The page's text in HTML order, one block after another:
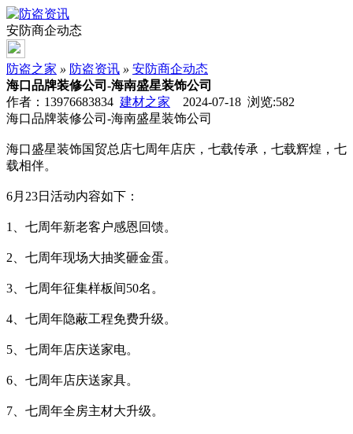
安防商企动态
防盗之家 » 防盗资讯 » 安防商企动态
海口品牌装修公司-海南盛星装饰公司
作者：13976683834 建材之家 2024-07-18 浏览:582
海口品牌装修公司-海南盛星装饰公司
海口盛星装饰国贸总店七周年店庆，七载传承，七载辉煌，七
载相伴。
6月23日活动内容如下：
1、七周年新老客户感恩回馈。
2、七周年现场大抽奖砸金蛋。
3、七周年征集样板间50名。
4、七周年隐蔽工程免费升级。
5、七周年店庆送家电。
6、七周年店庆送家具。
7、七周年全房主材大升级。